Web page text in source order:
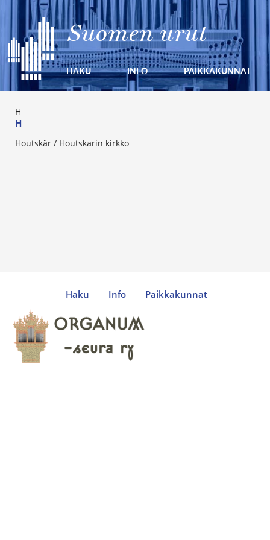
Suomen urut
HAKU INFO PAIKKAKUNNAT
H
H
Houtskär / Houtskarin kirkko
Haku Info Paikkakunnat